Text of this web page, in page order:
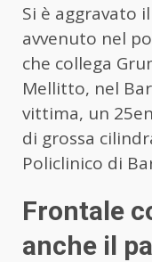
Si è aggravato
avvenuto nel
che collega
Mellitto, nel
vittima, un
di grossa
Policlinico di
Frontale
anche il